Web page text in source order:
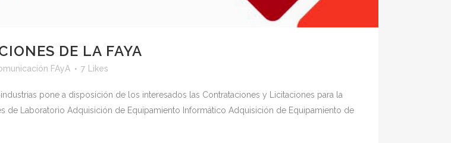
DE LA FAYA
FAyA 7 Likes
pone a disposición de los interesados las Contrataciones y Licitaciones para la
de Laboratorio Adquisición de Equipamiento Informático Adquisición de Equipamiento de